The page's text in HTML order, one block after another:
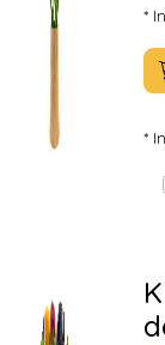
*
*